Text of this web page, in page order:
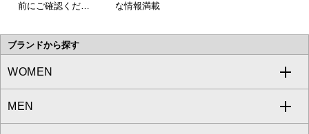
前にご確認くださ
な情報満載
ブランドから探す
WOMEN
a.v.v
MEN